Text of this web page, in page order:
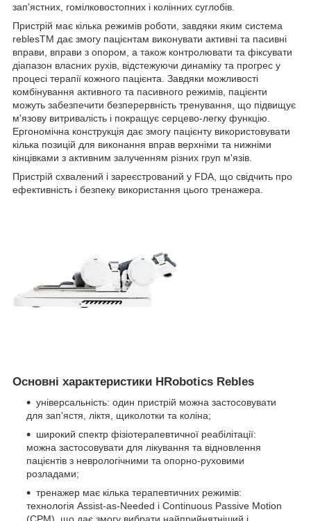
зап'ястних, гомілковостопних і колінних суглобів.
Пристрій має кілька режимів роботи, завдяки яким система
reblesTM дає змогу пацієнтам виконувати активні та пасивні
вправи, вправи з опором, а також контролювати та фіксувати
діапазон власних рухів, відстежуючи динаміку та прогрес у
процесі терапії кожного пацієнта. Завдяки можливості
комбінування активного та пасивного режимів, пацієнти
можуть забезпечити безперервність тренування, що підвищує
м'язову витривалість і покращує серцево-легку функцію.
Ергономічна конструкція дає змогу пацієнту використовувати
кілька позицій для виконання вправ верхніми та нижніми
кінцівками з активним залученням різних груп м'язів.
Пристрій схвалений і зареєстрований у FDA, що свідчить про
ефективність і безпеку використання цього тренажера.
Основні характеристики HRobotics Rebles
універсальність: один пристрій можна застосовувати
для зап'ястя, ліктя, щиколотки та коліна;
широкий спектр фізіотерапевтичної реабілітації:
можна застосовувати для лікування та відновлення
пацієнтів з неврологічними та опорно-руховими
розладами;
тренажер має кілька терапевтичних режимів:
технологія Assist-as-Needed і Continuous Passive Motion